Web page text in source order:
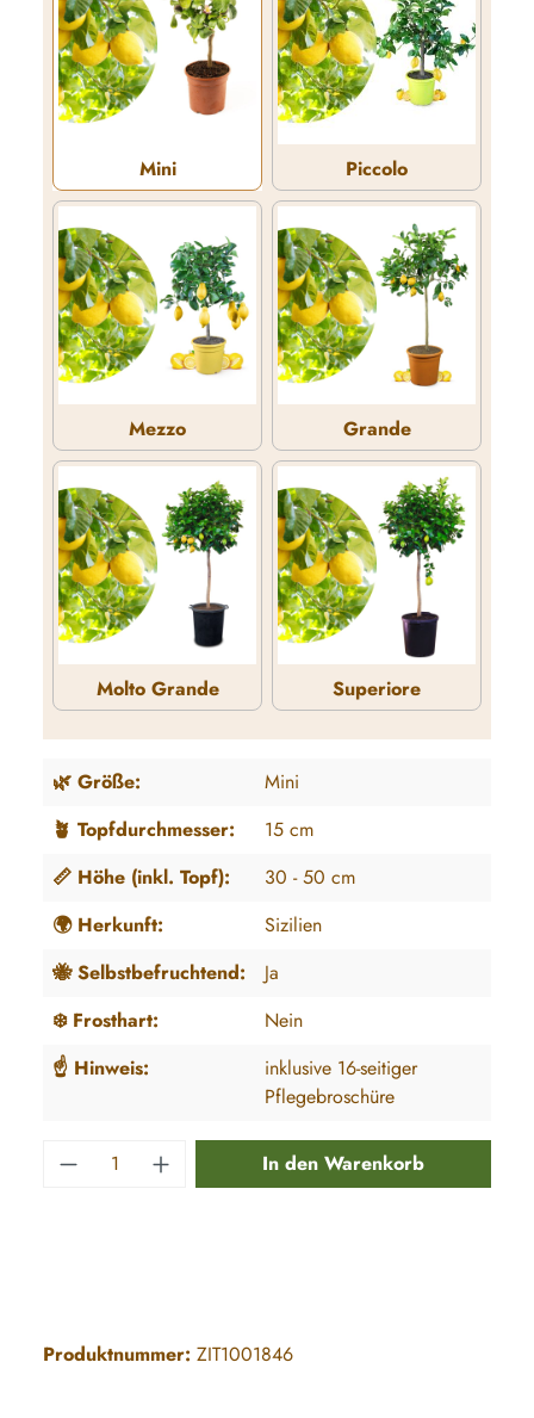
Mini
Mini
Piccolo
Piccolo
(Diese Option ist
Mezzo
Mezzo
Grande
Grande
Molto Grande
Superiore
🌿 Größe:
Mini
🪴 Topfdurchmesser:
15 cm
📏 Höhe (inkl. Topf):
30 - 50 cm
🌍 Herkunft:
Sizilien
🐝 Selbstbefruchtend:
Ja
❄️ Frosthart:
Nein
☝️ Hinweis:
inklusive 16-seitiger
Pflegebroschüre
Produkt Anzahl: Gib den gewünschten
In den Warenkorb
Produktnummer: ZIT1001846